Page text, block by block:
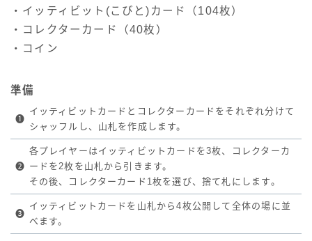
・イッティビット(こびと)カード（104枚）
・コレクターカード（40枚）
・コイン
準備
❶
イッティビットカードとコレクターカードをそれぞれ分けて
シャッフルし、山札を作成します。
❷
各プレイヤーはイッティビットカードを3枚、コレクターカ
ードを2枚を山札から引きます。
その後、コレクターカード1枚を選び、捨て札にします。
❸
イッティビットカードを山札から4枚公開して全体の場に並
べます。